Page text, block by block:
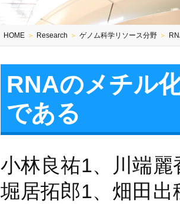
HOME ＞ Research ＞ ゲノム科学リソース分野 ＞
RNAのメチル
である
小林良祐1、川端
堀居拓郎1、畑田